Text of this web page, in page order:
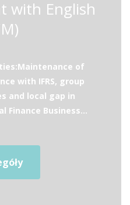
with English
of
with IFRS, group
and local gap in
Finance Business...